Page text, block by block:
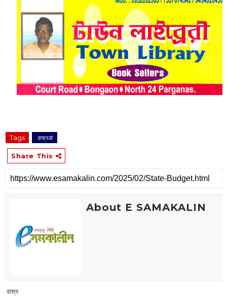
Tags ‌ রাজ্য#
Share This
About E SAMAKALIN
‌ রাজ্য